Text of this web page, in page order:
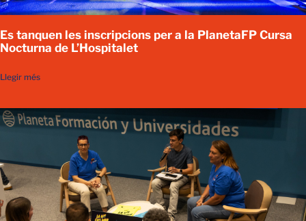
Es tanquen les inscripcions per a la PlanetaFP Cursa
Nocturna de L’Hospitalet
Llegir més